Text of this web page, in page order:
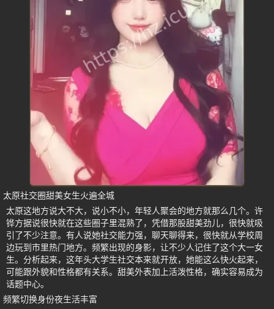
太原社交圈甜美女生火遍全城
太原这地方说大不大，说小不小，年轻人聚会的地方就那么几个。许
铧方据说很快就在这些圈子里混熟了，凭借那股甜美劲儿，很快就吸
引了不少注意。有人说她社交能力强，聊天聊得来，很快就从学校周
边玩到市里热门地方。频繁出现的身影，让不少人记住了这个大一女
生。分析起来，这年头大学生社交本来就开放，她能这么快火起来，
可能跟外貌和性格都有关系。甜美外表加上活泼性格，确实容易成为
话题中心。
频繁切换身份夜生活丰富